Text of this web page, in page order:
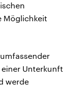
Möglichkeit
Unterkunft
werde